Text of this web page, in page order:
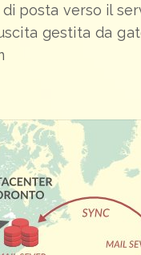
posta verso il
gestita da